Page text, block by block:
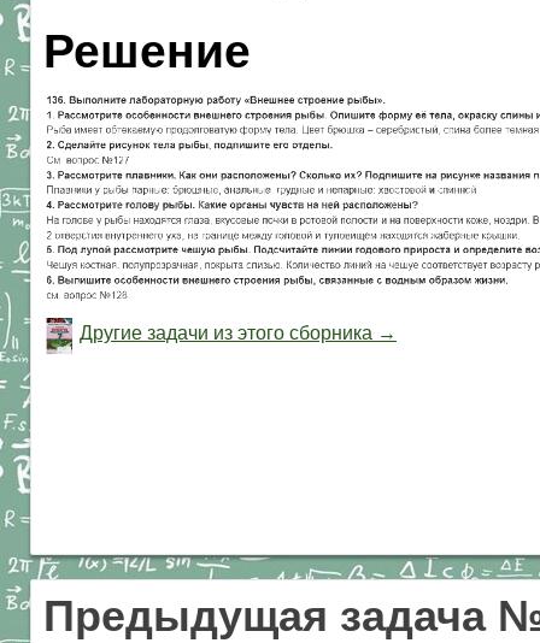
Решение
Другие задачи из этого сборника →
Предыдущая задача